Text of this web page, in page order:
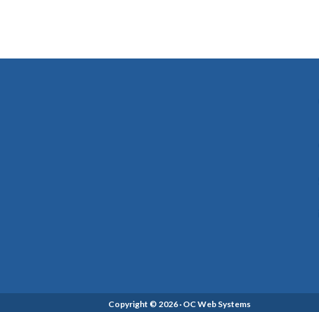
Copyright © 2026 · OC Web Systems